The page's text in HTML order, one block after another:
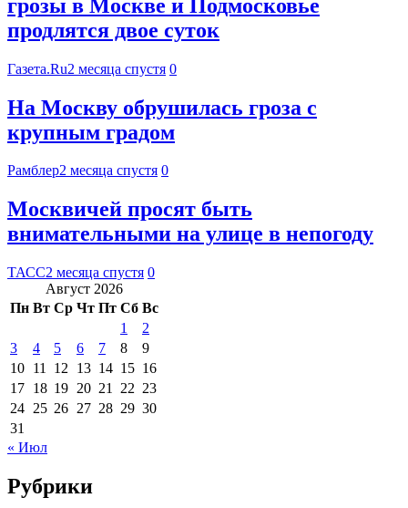
грозы в Москве и Подмосковье
продлятся двое суток
Газета.Ru2 месяца спустя 0
На Москву обрушилась гроза с
крупным градом
Рамблер2 месяца спустя 0
Москвичей просят быть
внимательными на улице в непогоду
ТАСС2 месяца спустя 0
Август 2026
Пн Вт Ср Чт Пт Сб Вс
1
2
3
4 5 6 7 8
9
10 11 12 13 14 15 16
17 18 19 20 21 22 23
24 25 26 27 28 29 30
31
« Июл
Рубрики